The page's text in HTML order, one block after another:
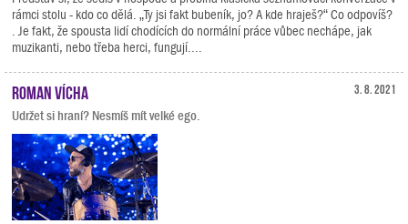
rámci stolu - kdo co dělá. „Ty jsi fakt bubeník, jo? A kde hraješ?“ Co odpovíš?
. Je fakt, že spousta lidí chodících do normální práce vůbec nechápe, jak
muzikanti, nebo třeba herci, fungují....
3. 8. 2021
Roman Vícha
Udržet si hraní? Nesmíš mít velké ego.